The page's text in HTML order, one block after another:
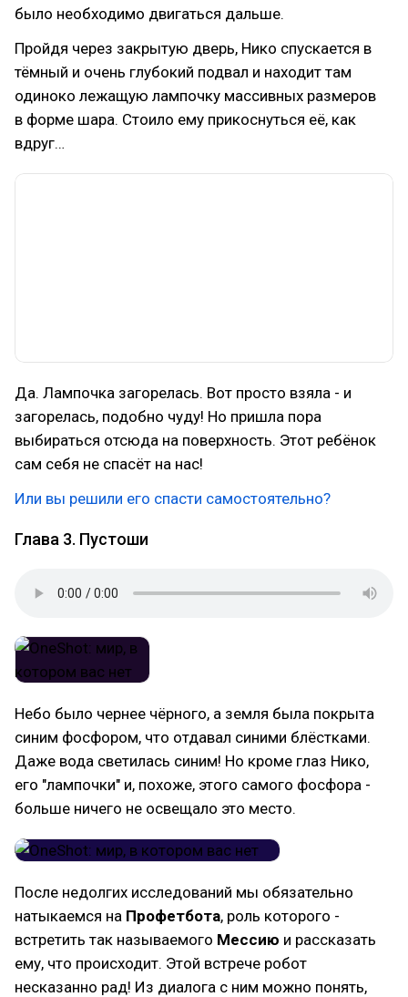
было необходимо двигаться дальше.
Пройдя через закрытую дверь, Нико спускается в
тёмный и очень глубокий подвал и находит там
одиноко лежащую лампочку массивных размеров
в форме шара. Стоило ему прикоснуться её, как
вдруг…
Да. Лампочка загорелась. Вот просто взяла - и
загорелась, подобно чуду! Но пришла пора
выбираться отсюда на поверхность. Этот ребёнок
сам себя не спасёт на нас!
Или вы решили его спасти самостоятельно?
Глава 3. Пустоши
Небо было чернее чёрного, а земля была покрыта
синим фосфором, что отдавал синими блёстками.
Даже вода светилась синим! Но кроме глаз Нико,
его "лампочки" и, похоже, этого самого фосфора -
больше ничего не освещало это место.
После недолгих исследований мы обязательно
натыкаемся на Профетбота, роль которого -
встретить так называемого Мессию и рассказать
ему, что происходит. Этой встрече робот
несказанно рад! Из диалога с ним можно понять,